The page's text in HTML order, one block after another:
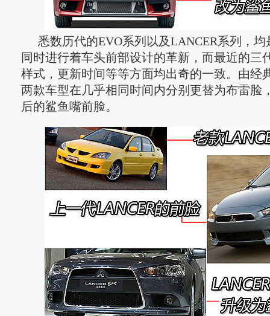
悉数历代的EVO系列以及LANCER系列，
同时进行着车头前部设计的革新，而最近的三
样式，更新时间等等方面均出奇的一致。由经
两款车型在几乎相同时间内分别更替为布雷脸
后的鲨鱼嘴前脸。